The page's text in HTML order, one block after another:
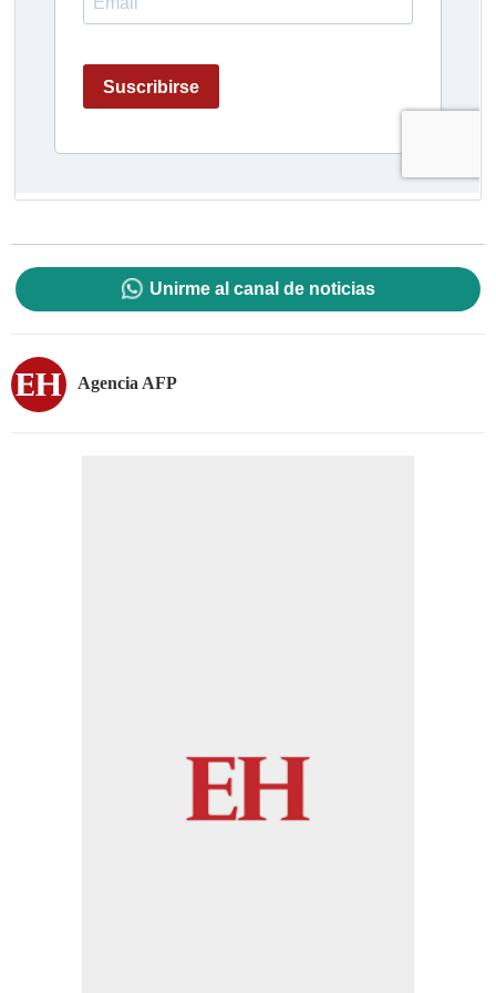
Unirme al canal de noticias
Agencia AFP